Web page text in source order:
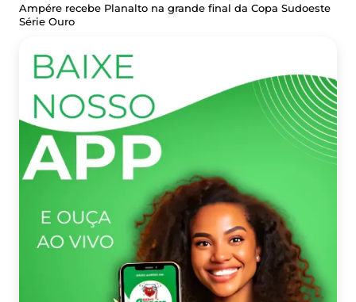
Ampére recebe Planalto na grande final da Copa Sudoeste
Série Ouro